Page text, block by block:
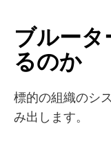
ブルー
るのか
標的の組織のシ
み出します。